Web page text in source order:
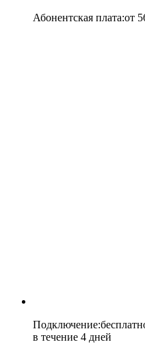
Абонентская плата:от
Подключение:
в течение 4 дней